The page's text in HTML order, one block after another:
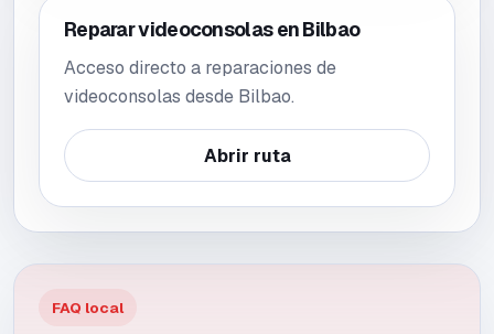
Reparar videoconsolas en Bilbao
Acceso directo a reparaciones de
videoconsolas desde Bilbao.
Abrir ruta
FAQ local